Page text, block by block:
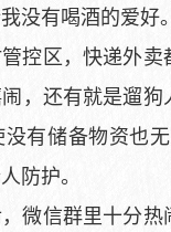
没有喝酒的爱好。
区，快递外卖
，还有就是遛
有储备物资也
防护。
信群里十分热